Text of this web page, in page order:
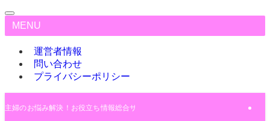
MENU
運営者情報
問い合わせ
プライバシーポリシー
主婦のお悩み解決！お役立ち情報総合サイト♪